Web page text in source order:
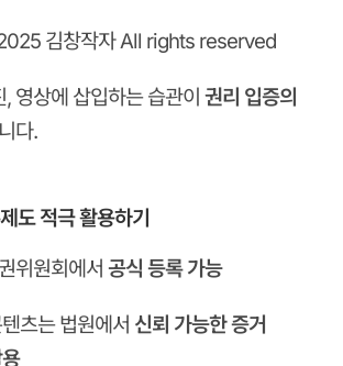
김창작자 All rights reserved
영상에 삽입하는 습관이 권리 입증의
다.
도 적극 활용하기
위원회에서 공식 등록 가능
츠는 법원에서 신뢰 가능한 증거